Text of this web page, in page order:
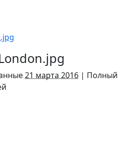
21 марта 2016 | Полный